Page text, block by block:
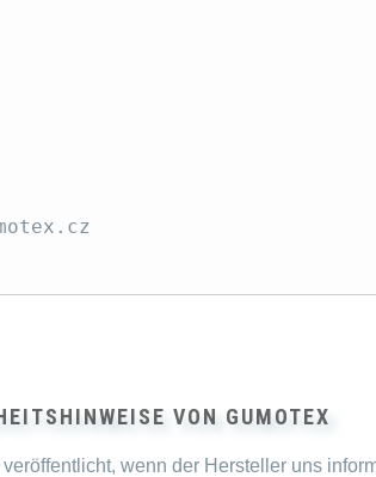
VON GUMOTEX
wenn der Hersteller uns